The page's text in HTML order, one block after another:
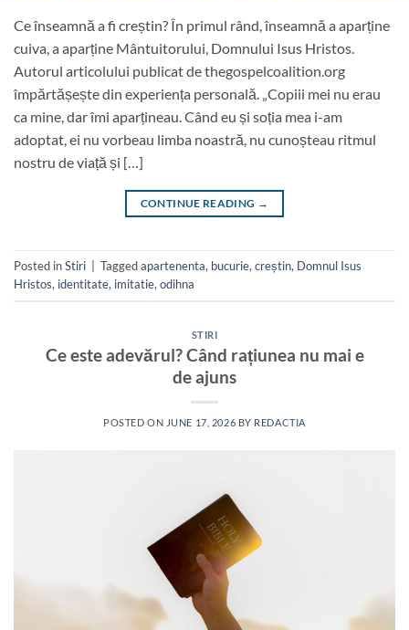
Ce înseamnă a fi creștin? În primul rând, înseamnă a aparține
cuiva, a aparține Mântuitorului, Domnului Isus Hristos.
Autorul articolului publicat de thegospelcoalition.org
împărtășește din experiența personală. „Copiii mei nu erau
ca mine, dar îmi aparțineau. Când eu și soția mea i-am
adoptat, ei nu vorbeau limba noastră, nu cunoșteau ritmul
nostru de viață și […]
CONTINUE READING →
Posted inStiri Taggedapartenenta, bucurie, creștin, Domnul Isus
Hristos, identitate, imitatie, odihna
STIRI
Ce este adevărul? Când rațiunea nu mai e
de ajuns
POSTED ON JUNE 17, 2026 BY REDACTIA